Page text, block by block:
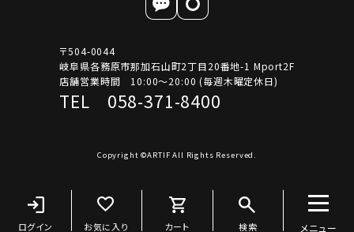
〒504-0044
岐阜県各務原市那加石山町2丁目20番地-1 Mport2F
店舗営業時間 10:00～20:00 (毎週木曜定休日)
TEL 058-371-8400
Copyright ©ARTIF All Rights Reserved.